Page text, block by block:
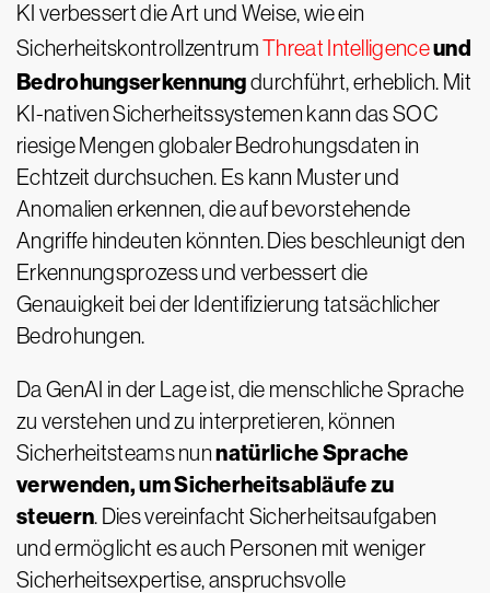
KI verbessert die Art und Weise, wie ein
SicherheitskontrollzentrumThreat Intelligenceund
Bedrohungserkennungdurchführt, erheblich. Mit
KI-nativen Sicherheitssystemen kann das SOC
riesige Mengen globaler Bedrohungsdaten in
Echtzeit durchsuchen. Es kann Muster und
Anomalien erkennen, die auf bevorstehende
Angriffe hindeuten könnten. Dies beschleunigt den
Erkennungsprozess und verbessert die
Genauigkeit bei der Identifizierung tatsächlicher
Bedrohungen.
Da GenAI in der Lage ist, die menschliche Sprache
zu verstehen und zu interpretieren, können
Sicherheitsteams nunnatürliche Sprache
verwenden, um Sicherheitsabläufe zu
steuern. Dies vereinfacht Sicherheitsaufgaben
und ermöglicht es auch Personen mit weniger
Sicherheitsexpertise, anspruchsvolle